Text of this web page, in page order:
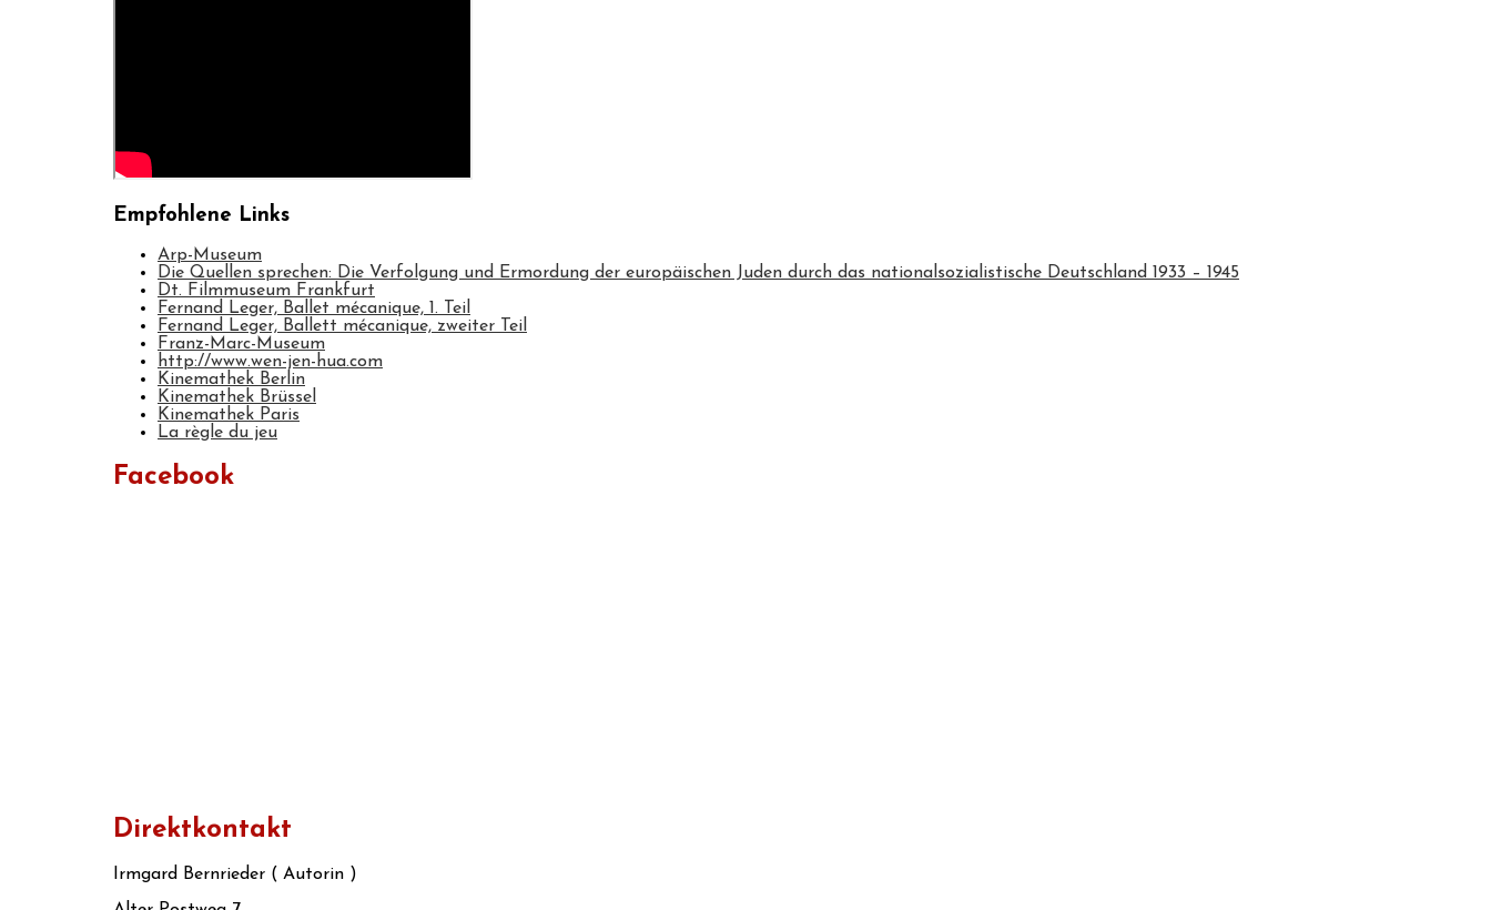
Empfohlene Links
Arp-Museum
Die Quellen sprechen: Die Verfolgung und Ermordung der europäischen Juden durch das nationalsozialistische Deutschland 1933 – 1945
Dt. Filmmuseum Frankfurt
Fernand Leger, Ballet mécanique, 1. Teil
Fernand Leger, Ballett mécanique, zweiter Teil
Franz-Marc-Museum
http://www.wen-jen-hua.com
Kinemathek Berlin
Kinemathek Brüssel
Kinemathek Paris
La règle du jeu
Facebook
Direktkontakt
Irmgard Bernrieder ( Autorin )